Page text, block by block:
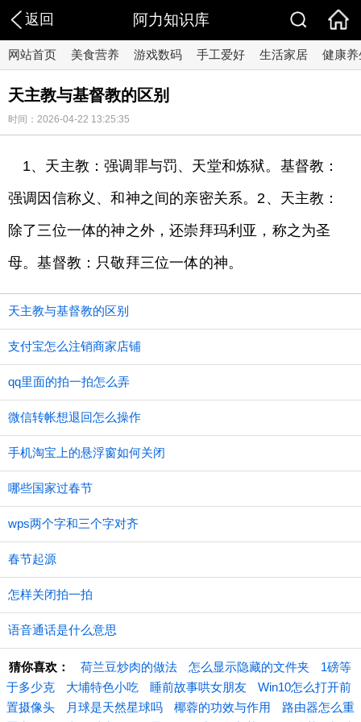
返回 阿力知识库
网站首页 美食营养 游戏数码 手工爱好 生活家居 健康养
天主教与基督教的区别
时间：2026-04-22 13:25:35
1、天主教：强调罪与罚、天堂和炼狱。基督教：
强调因信称义、和神之间的亲密关系。2、天主教：
除了三位一体的神之外，还崇拜玛利亚，称之为圣
母。基督教：只敬拜三位一体的神。
天主教与基督教的区别
支付宝怎么注销商家店铺
qq里面的拍一拍怎么弄
微信转帐想退回怎么操作
手机淘宝上的悬浮窗如何关闭
哪些国家过春节
wps两个字和三个字对齐
春节起源
怎样关闭拍一拍
语音通话是什么意思
猜你喜欢： 荷兰豆炒肉的做法 怎么显示隐藏的文件夹
1磅等
于多少克
大埔特色小吃 睡前故事哄女朋友
Win10怎么打开前
置摄像头
月球是天然星球吗 椰蓉的功效与作用
路由器怎么重